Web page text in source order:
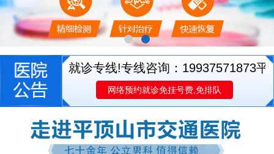
开通医生就诊专线!专线咨询：19937571873平顶
网络预约就诊免挂号费,免排队